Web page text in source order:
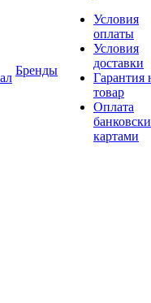
Бренды
Условия
оплаты
Условия
доставки
Гарантия
товар
Оплата
картами